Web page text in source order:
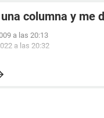
columna y me
a las 20:13
a las 20:32